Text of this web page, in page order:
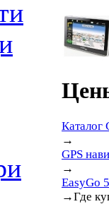
Каталог
→
GPS
→
EasyGo
→Где